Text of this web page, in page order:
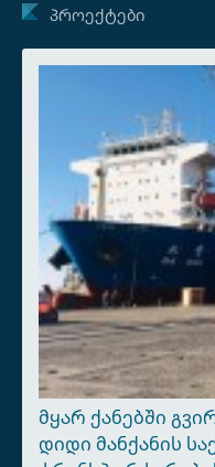
ᲞᲠᲝᲔᲥᲢᲔᲑᲘ
ᲛᲧᲐᲠ ᲥᲐᲜᲔᲑᲨᲘ
ᲓᲘᲓᲘ ᲛᲐᲜᲥᲐᲜᲘᲡ